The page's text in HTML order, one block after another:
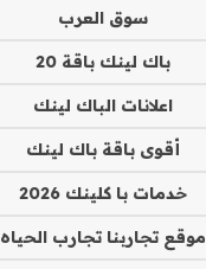
سوق العرب
باك لينك باقة 20
اعلانات الباك لينك
أقوى باقة باك لينك
خدمات با كلينك 2026
موقع تجاربنا تجارب الحياه